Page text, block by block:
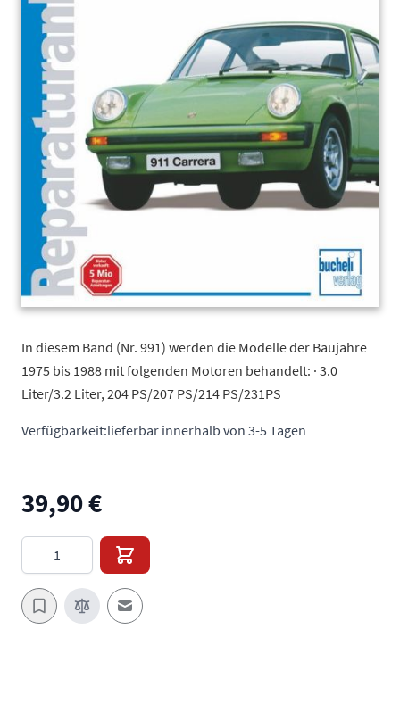
In diesem Band (Nr. 991) werden die Modelle der Baujahre
1975 bis 1988 mit folgenden Motoren behandelt: · 3.0
Liter/3.2 Liter, 204 PS/207 PS/214 PS/231PS
Verfügbarkeit:lieferbar innerhalb von 3-5 Tagen
39,90 €
Menge
E-Mail an einen Freund